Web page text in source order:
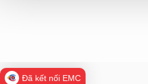
Đã kết nối EMC